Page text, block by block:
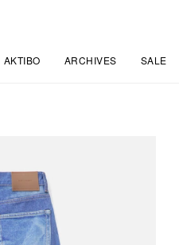
AKTIBO ARCHIVES SALE